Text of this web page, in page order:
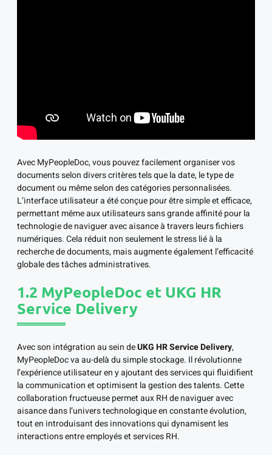
Avec MyPeopleDoc, vous pouvez facilement organiser vos
documents selon divers critères tels que la date, le type de
document ou même selon des catégories personnalisées.
L’interface utilisateur a été conçue pour être simple et efficace,
permettant même aux utilisateurs sans grande affinité pour la
technologie de naviguer avec aisance à travers leurs fichiers
numériques. Cela réduit non seulement le stress lié à la
recherche de documents, mais augmente également l’efficacité
globale des tâches administratives.
1.2 MyPeopleDoc et UKG HR
Service Delivery
Avec son intégration au sein deUKG HR Service Delivery,
MyPeopleDoc va au-delà du simple stockage. Il révolutionne
l’expérience utilisateur en y ajoutant des services qui fluidifient
la communication et optimisent la gestion des talents. Cette
collaboration fructueuse permet aux RH de naviguer avec
aisance dans l’univers technologique en constante évolution,
tout en introduisant des innovations qui dynamisent les
interactions entre employés et services RH.